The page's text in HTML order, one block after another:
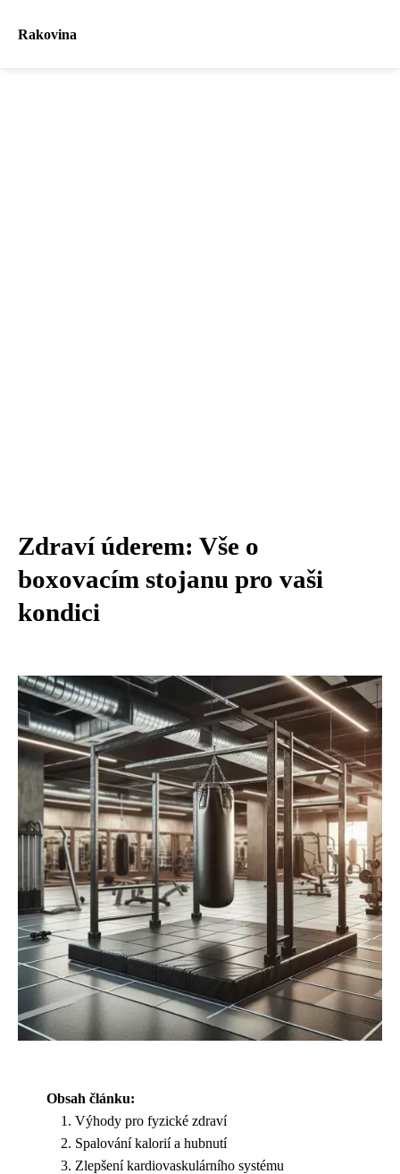
Rakovina
Zdraví úderem: Vše o
boxovacím stojanu pro vaši
kondici
Obsah článku:
Výhody pro fyzické zdraví
Spalování kalorií a hubnutí
Zlepšení kardiovaskulárního systému